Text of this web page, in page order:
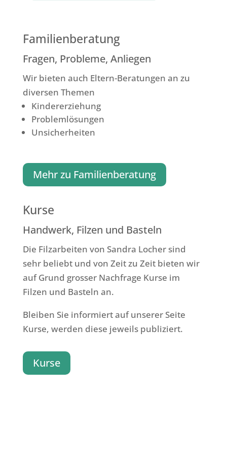
Familienberatung
Fragen, Probleme, Anliegen
Wir bieten auch Eltern-Beratungen an zu
diversen Themen
Kindererziehung
Problemlösungen
Unsicherheiten
Mehr zu Familienberatung
Kurse
Handwerk, Filzen und Basteln
Die Filzarbeiten von Sandra Locher sind
sehr beliebt und von Zeit zu Zeit bieten wir
auf Grund grosser Nachfrage Kurse im
Filzen und Basteln an.
Bleiben Sie informiert auf unserer Seite
Kurse, werden diese jeweils publiziert.
Kurse